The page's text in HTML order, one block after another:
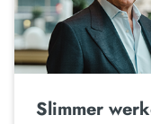
Slimmer